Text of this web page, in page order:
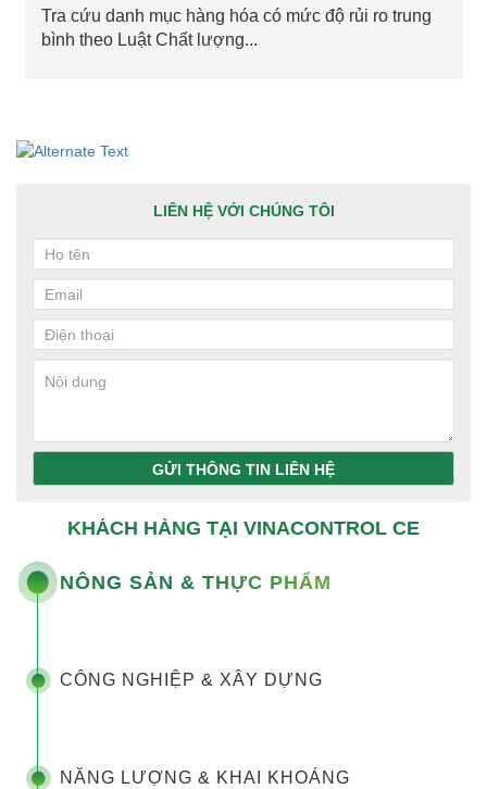
Tra cứu danh mục hàng hóa có mức độ rủi ro trung
bình theo Luật Chất lượng...
LIÊN HỆ VỚI CHÚNG TÔI
GỬI THÔNG TIN LIÊN HỆ
KHÁCH HÀNG TẠI VINACONTROL CE
NÔNG SẢN & THỰC PHẨM
CÔNG NGHIỆP & XÂY DỰNG
NĂNG LƯỢNG & KHAI KHOÁNG